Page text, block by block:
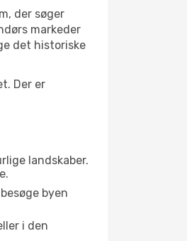
der søger
markeder
det historiske
Der er
landskaber.
byen
i den